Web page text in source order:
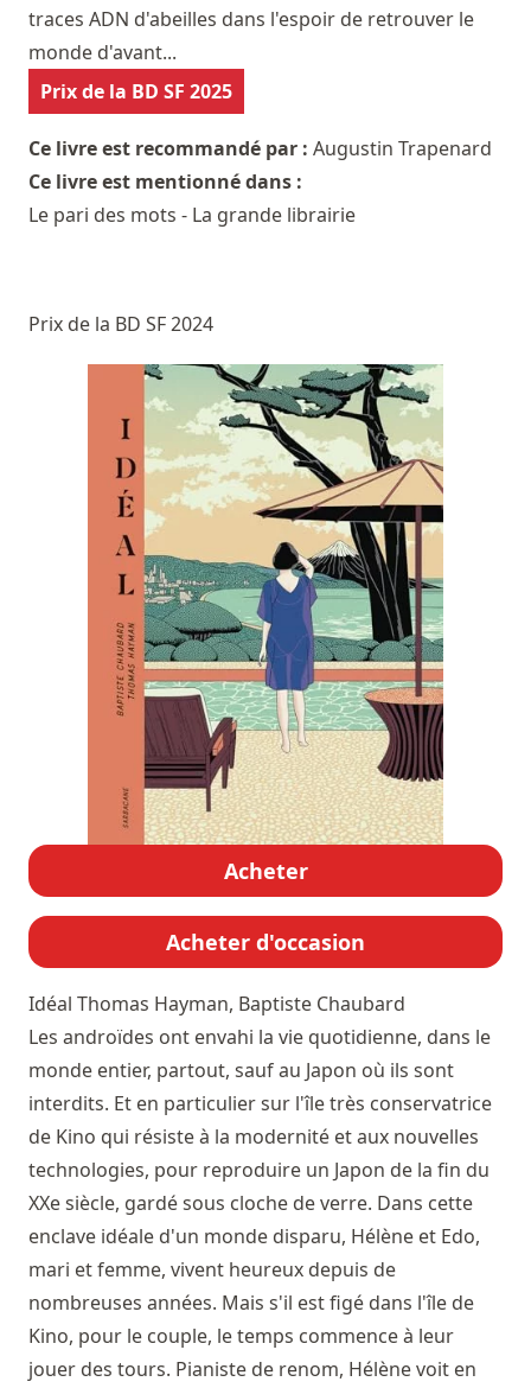
traces ADN d'abeilles dans l'espoir de retrouver le
monde d'avant...
Prix de la BD SF 2025
Ce livre est recommandé par : Augustin Trapenard
Ce livre est mentionné dans :
Le pari des mots - La grande librairie
Prix de la BD SF 2024
Acheter
Acheter d'occasion
Idéal Thomas Hayman, Baptiste Chaubard
Les androïdes ont envahi la vie quotidienne, dans le
monde entier, partout, sauf au Japon où ils sont
interdits. Et en particulier sur l'île très conservatrice
de Kino qui résiste à la modernité et aux nouvelles
technologies, pour reproduire un Japon de la fin du
XXe siècle, gardé sous cloche de verre. Dans cette
enclave idéale d'un monde disparu, Hélène et Edo,
mari et femme, vivent heureux depuis de
nombreuses années. Mais s'il est figé dans l'île de
Kino, pour le couple, le temps commence à leur
jouer des tours. Pianiste de renom, Hélène voit en